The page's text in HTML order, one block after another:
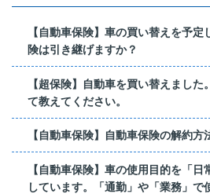
【自動車保険】車の買い替えを予
険は引き継げますか？
【超保険】自動車を買い替えまし
て教えてください。
【自動車保険】自動車保険の解約方
【自動車保険】車の使用目的を「
しています。「通勤」や「業務」で